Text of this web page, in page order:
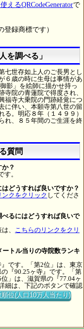
えるQRCodeGeneratorで
登録商標です）
を調べる」
七世存如上人のご長男とし
６歳の時に生母は事情があ
影」を絵師に描かせ持っ
院の青蓮院で得度され、
福寺大乗院の門跡経覚につ
に伴い、本願寺第八世の留
。明応８年（１４９９）
れ、８５年間のご生涯を終
質問
？
す。
どうすれば良いですか？
ンクをクリック してくださ
べるにはどうすれば良いで
、
こちらのリンクをクリ
ートル当りの寺院数ランキ
』です。「第2位」は、東京
『90.25ヶ寺』です。「第
」は、滋賀県の『77.04ヶ
細は、下記のボタンで確認
位(人口10万人当たり)